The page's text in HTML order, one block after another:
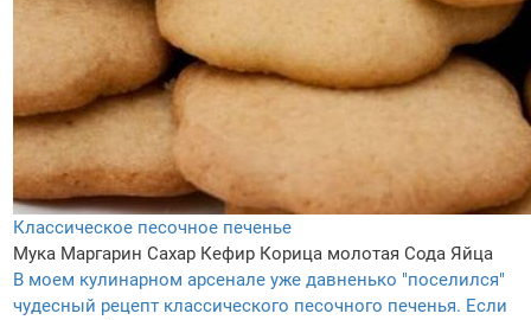
Классическое песочное печенье
Мука Маргарин Сахар Кефир Корица молотая Сода Яйца
В моем кулинарном арсенале уже давненько "поселился"
чудесный рецепт классического песочного печенья. Если